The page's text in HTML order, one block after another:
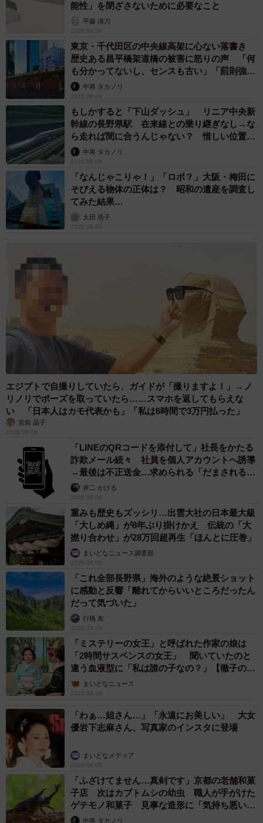
能性」を閉ざさないために必要なこと
平藤 清刀
2026.08.06
東京・千代田区の中央線高架に心ない落書き
歴史ある昌平橋架道橋の被害に怒りの声 「何
も分かってないし、センスも古い」「罰則強化
して」中将 タカノリ
2026.08.06
もしかすると「下山ダッシュ」 リニア中央新
幹線の長野県駅 在来線との乗り継ぎなし→な
ら走れば間に合うんじゃない？ 惜しい位置関
係が反響
中将 タカノリ
2026.08.06
「なんじゃこりゃ！」「ロボ？」大阪・梅田に
そびえる物体の正体は？ 昭和の遺産を調査し
てみた結果…
太田 浩子
2026.08.06
エジプトで自撮りしていたら、ガイドが「撮りますよ！」→ノ
リノリでポーズを取っていたら……スマホを返してもらえな
い 「日本人はカモ代表かも」「私は6時間で3万円払った」
宮前 晶子
2026.08.06
「LINEのQRコードを添付して」社長をかたる
詐欺メール続々 社員を個人アカウントへ誘導
→最後は不正送金…求められる「だまされる前
提」の対策
井二 かける
2026.08.06
重みも歴史もズッシリ…出雲大社の日本最大級
「大しめ縄」が8年ぶり掛けかえ 伝統の「大
撚り合わせ」が28万回超再生「ほんとに圧巻」
まいどなニュース調査部
2026.08.06
「これ全部長野県」海外のような絶景ショット
に感動と反響「離れてからいいところだったん
だって気づいた」
行橋 友
2026.08.06
「ミステリーの女王」と呼ばれた作家の娘は
「2時間サスペンスの女王」 聞いていたのと
違う血液型に「私は誰の子なの？」【徹子の部
屋】まいどなニュース
2026.08.06
「わぁ…姐さん…」「永遠にお美しい」 大女
優岩下志麻さん、写真家のインスタに登場
まいどなメディア
2026.08.05
「ふざけてません…真剣です」京都の老舗和菓
子店 次はカブトムシの幼虫 職人が手がけた
ゲテモノ和菓子 見事な造形に「気持ち悪いく
らいリアル」
中将 タカノリ